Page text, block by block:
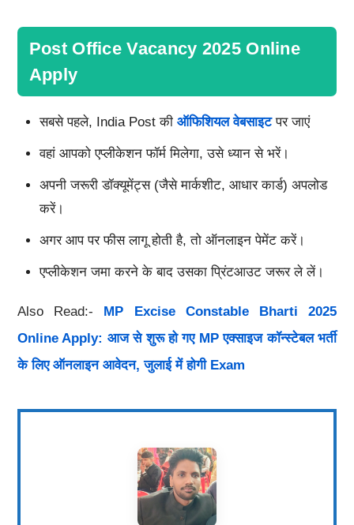
Post Office Vacancy 2025 Online
Apply
सबसे पहले, India Post की ऑफिशियल वेबसाइटपर जाएं
वहां आपको एप्लीकेशन फॉर्म मिलेगा, उसे ध्यान से भरें।
अपनी जरूरी डॉक्यूमेंट्स (जैसे मार्कशीट, आधार कार्ड) अपलोड
करें।
अगर आप पर फीस लागू होती है, तो ऑनलाइन पेमेंट करें।
एप्लीकेशन जमा करने के बाद उसका प्रिंटआउट जरूर ले लें।
Also Read:- MP Excise Constable Bharti 2025
Online Apply: आज से शुरू हो गए MP एक्साइज कॉन्स्टेबल भर्ती
के लिए ऑनलाइन आवेदन, जुलाई में होगी Exam